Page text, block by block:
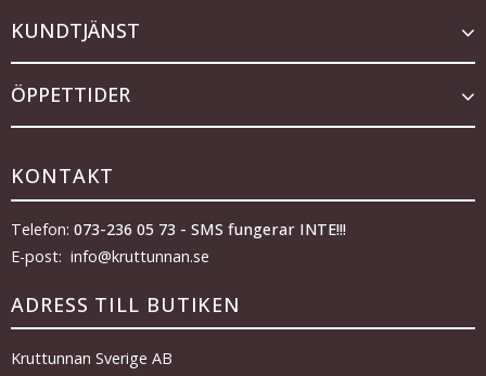
KUNDTJÄNST
ÖPPETTIDER
KONTAKT
Telefon: 073-236 05 73 - SMS fungerar INTE!!!
E-post: info@kruttunnan.se
ADRESS TILL BUTIKEN
Kruttunnan Sverige AB